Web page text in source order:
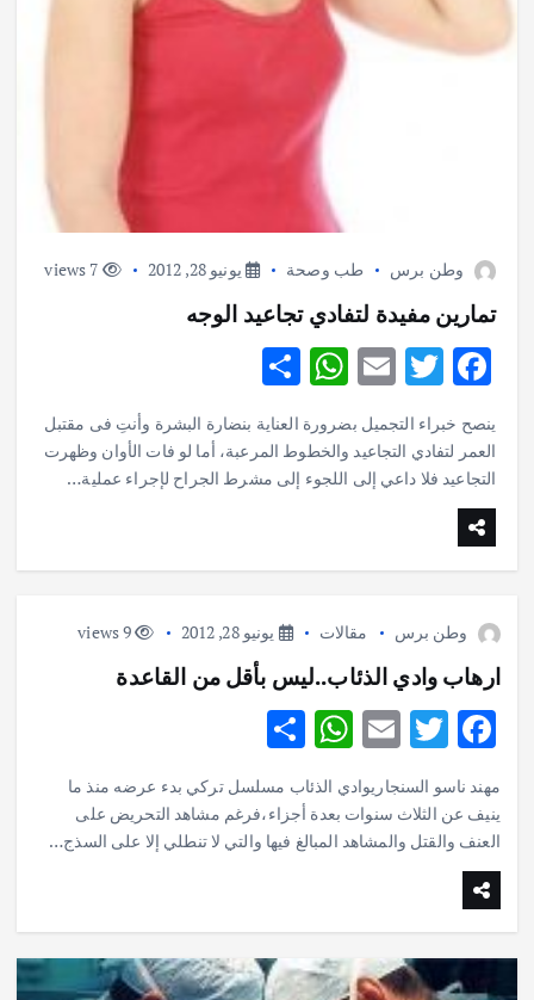
وطن برس طب وصحة يونيو 28, 2012
تمارين مفيدة لتفادي تجاعيد الوجه
F
ac
e
b
o
T
w
it
te
E
ai
l
W
h
at
s
p
S
ar
e
ينصح خبراء التجميل بضرورة العناية بنضارة البشرة وأنتِ فى مقتبل
العمر لتفادي التجاعيد والخطوط المرعبة، أما لو فات الأوان وظهرت
التجاعيد فلا داعي إلى اللجوء إلى مشرط الجراح لإجراء عملية…
وطن برس مقالات يونيو 28, 2012 9 views
ارهاب وادي الذئاب..ليس بأقل من القاعدة
F
ac
e
b
o
k
T
w
it
te
E
m
ai
l
W
h
at
s
p
p
h
ar
e
مهند ناسو السنجاريوادي الذئاب مسلسل تركي بدء عرضه منذ ما
ينيف عن الثلاث سنوات بعدة أجزاء،فرغم مشاهد التحريض على
العنف والقتل والمشاهد المبالغ فيها والتي لا تنطلي إلا على السذج…